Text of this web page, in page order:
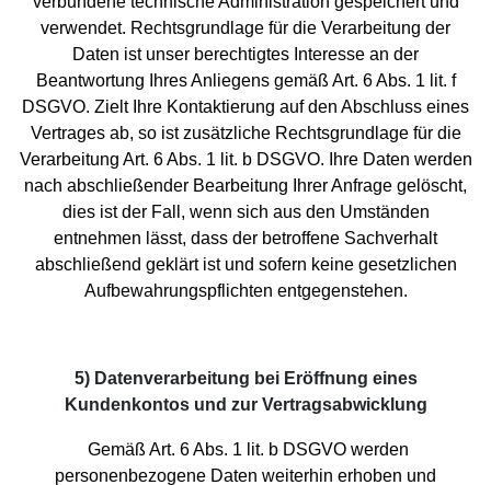
verwendet. Rechtsgrundlage für die Verarbeitung der
Daten ist unser berechtigtes Interesse an der
Beantwortung Ihres Anliegens gemäß Art. 6 Abs. 1 lit. f
DSGVO. Zielt Ihre Kontaktierung auf den Abschluss eines
Vertrages ab, so ist zusätzliche Rechtsgrundlage für die
Verarbeitung Art. 6 Abs. 1 lit. b DSGVO. Ihre Daten werden
nach abschließender Bearbeitung Ihrer Anfrage gelöscht,
dies ist der Fall, wenn sich aus den Umständen
entnehmen lässt, dass der betroffene Sachverhalt
abschließend geklärt ist und sofern keine gesetzlichen
Aufbewahrungspflichten entgegenstehen.
5) Datenverarbeitung bei Eröffnung eines
Kundenkontos und zur Vertragsabwicklung
Gemäß Art. 6 Abs. 1 lit. b DSGVO werden
personenbezogene Daten weiterhin erhoben und